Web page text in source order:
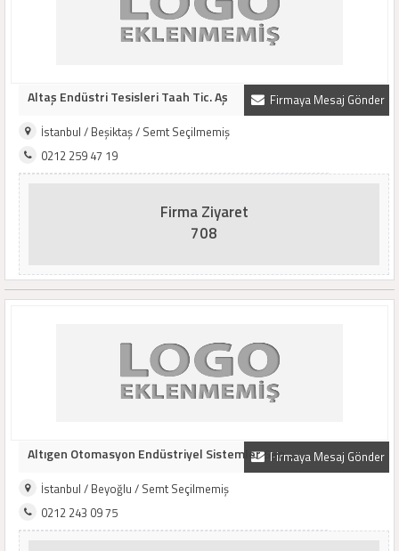
Firmaya Mesaj Gönder
Altaş Endüstri Tesisleri Taah Tic. Aş
İstanbul / Beşiktaş / Semt Seçilmemiş
0212 259 47 19
Firma Ziyaret
708
Firmaya Mesaj Gönder
Altıgen Otomasyon Endüstriyel Sistemler San. ..
İstanbul / Beyoğlu / Semt Seçilmemiş
0212 243 09 75